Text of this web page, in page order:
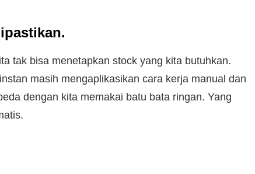
tak bisa menetapkan stock yang kita butuhkan.
masih mengaplikasikan cara kerja manual dan
dengan kita memakai batu bata ringan. Yang